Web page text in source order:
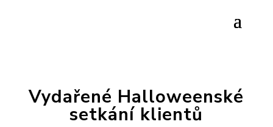
Vydařené Halloweenské
setkání klientů